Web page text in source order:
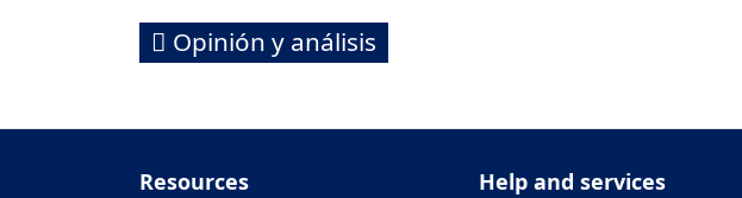
Opinión y análisis
Resources Help and services